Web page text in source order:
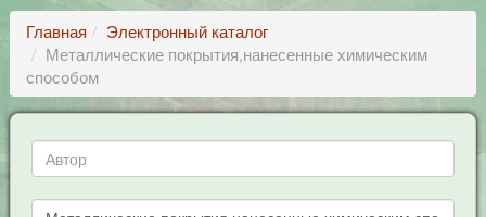
Главная
Электронный каталог
Металлические покрытия,нанесенные химическим
способом